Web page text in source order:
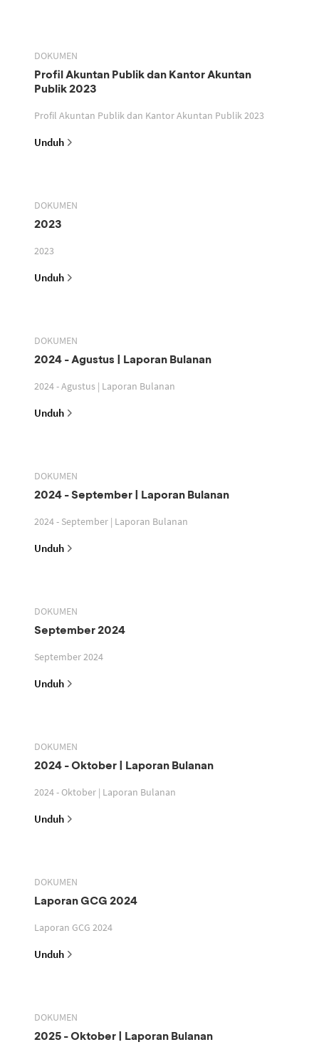
DOKUMEN
Profil Akuntan Publik dan Kantor Akuntan
Publik 2023
Profil Akuntan Publik dan Kantor Akuntan Publik 2023
Unduh
DOKUMEN
2023
2023
Unduh
DOKUMEN
2024 - Agustus | Laporan Bulanan
2024 - Agustus | Laporan Bulanan
Unduh
DOKUMEN
2024 - September | Laporan Bulanan
2024 - September | Laporan Bulanan
Unduh
DOKUMEN
September 2024
September 2024
Unduh
DOKUMEN
2024 - Oktober | Laporan Bulanan
2024 - Oktober | Laporan Bulanan
Unduh
DOKUMEN
Laporan GCG 2024
Laporan GCG 2024
Unduh
DOKUMEN
2025 - Oktober | Laporan Bulanan